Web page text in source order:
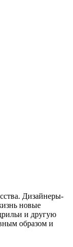
Дизайнеры-
новые
и другую
образом и